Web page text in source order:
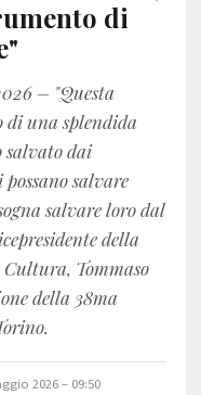
di
– "Questa
di una splendida
salvato dai
salvare
salvare loro dal
della
Cultura, Tommaso
della 38ma
2026 – 09:50